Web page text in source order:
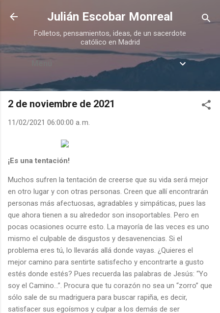
Ir al contenido principal
Julián Escobar Monreal
Folletos, pensamientos, ideas, de un sacerdote
católico en Madrid
Menú
2 de noviembre de 2021
11/02/2021 06:00:00 a. m.
¡Es una tentación!
Muchos sufren la tentación de creerse que su vida será mejor
en otro lugar y con otras personas. Creen que allí encontrarán
personas más afectuosas, agradables y simpáticas, pues las
que ahora tienen a su alrededor son insoportables. Pero en
pocas ocasiones ocurre esto. La mayoría de las veces es uno
mismo el culpable de disgustos y desavenencias. Si el
problema eres tú, lo llevarás allá donde vayas. ¿Quieres el
mejor camino para sentirte satisfecho y encontrarte a gusto
estés donde estés? Pues recuerda las palabras de Jesús: “Yo
soy el Camino…”. Procura que tu corazón no sea un “zorro” que
sólo sale de su madriguera para buscar rapiña, es decir,
satisfacer sus egoísmos y culpar a los demás de ser